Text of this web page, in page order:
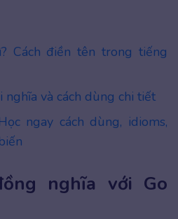
Cách điền tên trong tiếng
nghĩa và cách dùng chi tiết
ngay cách dùng, idioms,
nghĩa với Go